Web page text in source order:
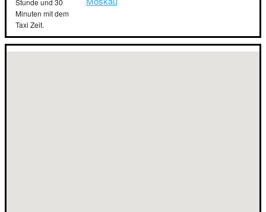
Stunde und 30
Minuten mit dem
Taxi Zeit.